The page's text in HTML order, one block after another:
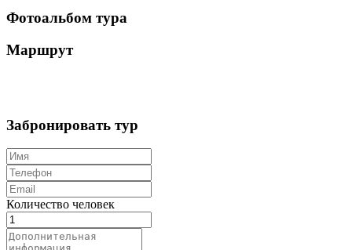
Фотоальбом тура
Маршрут
Забронировать тур
Количество человек